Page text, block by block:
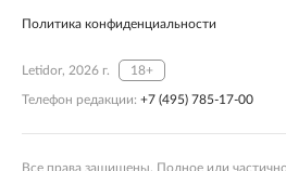
Политика конфиденциальности
Letidor, 2026 г. 18+
Телефон редакции: +7 (495) 785-17-00
Все права защищены. Полное или